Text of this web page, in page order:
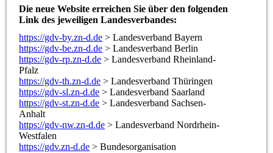
Die neue Website erreichen Sie über den folgenden
Link des jeweiligen Landesverbandes:
https://gdv-by.zn-d.de > Landesverband Bayern
https://gdv-be.zn-d.de > Landesverband Berlin
https://gdv-rp.zn-d.de > Landesverband Rheinland-
Pfalz
https://gdv-th.zn-d.de > Landesverband Thüringen
https://gdv-sl.zn-d.de > Landesverband Saarland
https://gdv-st.zn-d.de > Landesverband Sachsen-
Anhalt
https://gdv-nw.zn-d.de > Landesverband Nordrhein-
Westfalen
https://gdv.zn-d.de > Bundesorganisation